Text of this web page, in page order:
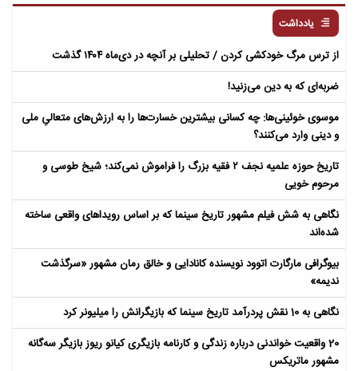
یادداشت
از ترس مرگ خودکشی کردن / تحلیلی بر آنچه در دی‌ماه ۱۴۰۴ گذشت
ضربه‌ای که به دین می‌زنید!
موسوی خوئینی‌ها: چه کسانی بیشترین خسارت‌ها را به ارزش‌های متعالیِ ملی
و دینی وارد می‌کنند؟
تاریخ حوزه علمیه نجف ۲ فقیه بزرگ را فراموش نمی‌کند؛ شیخ طوسی و
مرحوم خویی
نگاهی به شش فیلم مشهور تاریخ سینما که بر اساس رویداهای واقعی ساخته
شده‌اند
بیوگرافی مارگارت اتوود نویسنده کانادایی و خالق رمان مشهور «سرگذشت
ندیمه»
نگاهی به 10 نقش پردرآمد تاریخ سینما که بازیگرانش را میلیونر کرد
20 واقعیت خواندنی درباره زندگی و کارنامه بازیگری کیانو ریوز بازیگر سه‌گانه
مشهور ماتریکس